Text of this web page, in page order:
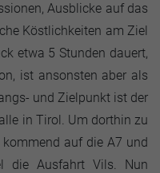
Ausblicke auf das
Köstlichkeiten am Ziel
etwa 5 Stunden dauert,
ist ansonsten aber als
und Zielpunkt ist der
in Tirol. Um dorthin zu
auf die A7 und
die Ausfahrt Vils. Nun